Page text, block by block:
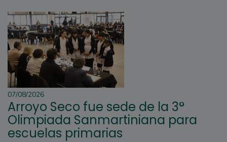
07/08/2026
Arroyo Seco fue sede de la 3°
Olimpiada Sanmartiniana para
escuelas primarias